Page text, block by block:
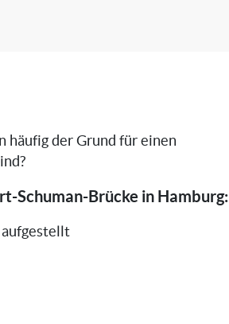
häufig der Grund für einen
Schuman-Brücke in Hamburg:
aufgestellt